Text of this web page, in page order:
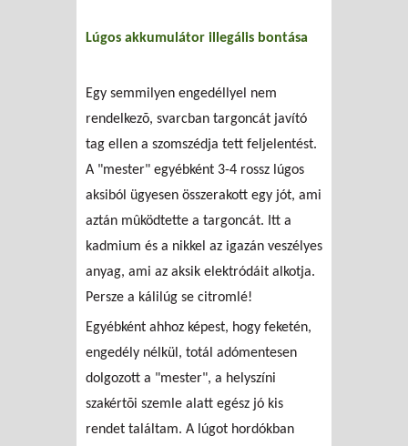
Lúgos akkumulátor illegális bontása
Egy semmilyen engedéllyel nem
rendelkezõ, svarcban targoncát javító
tag ellen a szomszédja tett feljelentést.
A "mester" egyébként 3-4 rossz lúgos
aksiból ügyesen összerakott egy jót, ami
aztán mûködtette a targoncát. Itt a
kadmium és a nikkel az igazán veszélyes
anyag, ami az aksik elektródáit alkotja.
Persze a kálilúg se citromlé!
Egyébként ahhoz képest, hogy feketén,
engedély nélkül, totál adómentesen
dolgozott a "mester", a helyszíni
szakértõi szemle alatt egész jó kis
rendet találtam. A lúgot hordókban